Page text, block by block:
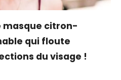
masque citron-
qui floute
du visage !